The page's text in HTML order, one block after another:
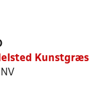
Kunstgræs